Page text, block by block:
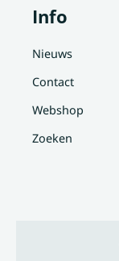
Info
Nieuws
Contact
Webshop
Zoeken